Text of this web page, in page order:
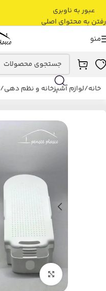
عبور به ناوبری
رفتن به محتوای اصلی
منو
خانه/لوازم آشپزخانه و نظم دهی/
بزرگنمایی تصویر